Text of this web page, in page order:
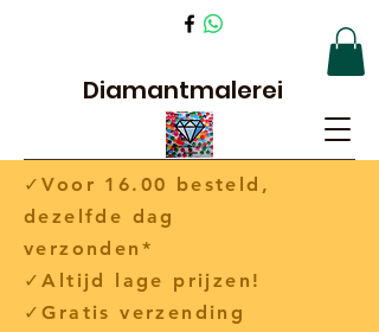
Diamantmalerei
✓Voor 16.00 besteld,
dezelfde dag
verzonden*
✓Altijd lage prijzen!
✓Gratis verzending